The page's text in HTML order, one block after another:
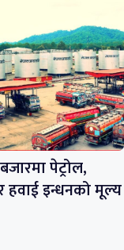
पेट्रोल,
हवाई इन्धनको मूल्य